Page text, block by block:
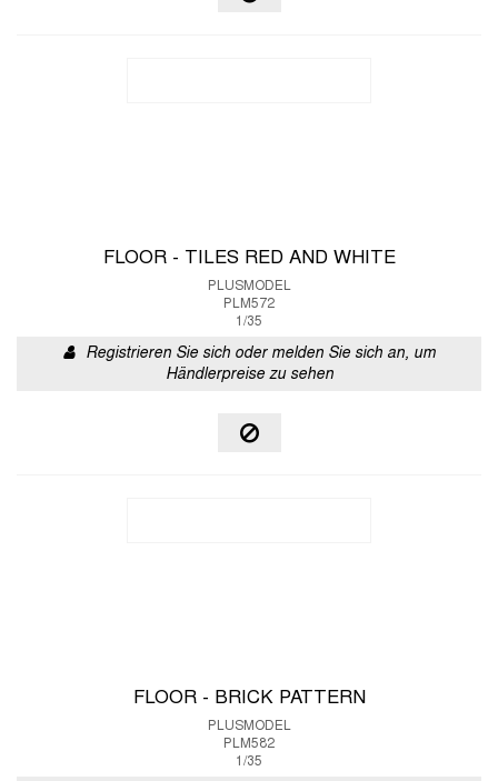
FLOOR - TILES RED AND WHITE
PLUSMODEL
PLM572
1/35
Registrieren Sie sich oder melden Sie sich an, um
Händlerpreise zu sehen
FLOOR - BRICK PATTERN
PLUSMODEL
PLM582
1/35